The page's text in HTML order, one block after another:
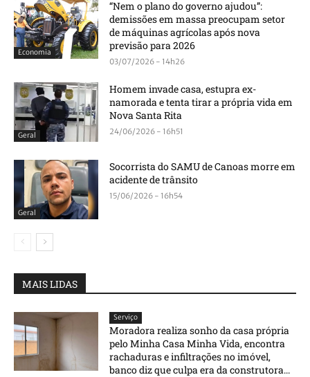
Economia
“Nem o plano do governo ajudou”:
demissões em massa preocupam setor
de máquinas agrícolas após nova
previsão para 2026
03/07/2026 - 14h26
Geral
Homem invade casa, estupra ex-
namorada e tenta tirar a própria vida em
Nova Santa Rita
24/06/2026 - 16h51
Geral
Socorrista do SAMU de Canoas morre em
acidente de trânsito
15/06/2026 - 16h54
MAIS LIDAS
Serviço
Moradora realiza sonho da casa própria
pelo Minha Casa Minha Vida, encontra
rachaduras e infiltrações no imóvel,
banco diz que culpa era da construtora...